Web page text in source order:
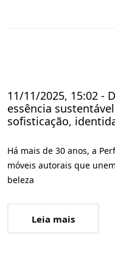
11/11/2025, 15:02 -
essência
sofisticação,
Há mais de 30 anos, a
móveis autorais que
beleza
Leia mais